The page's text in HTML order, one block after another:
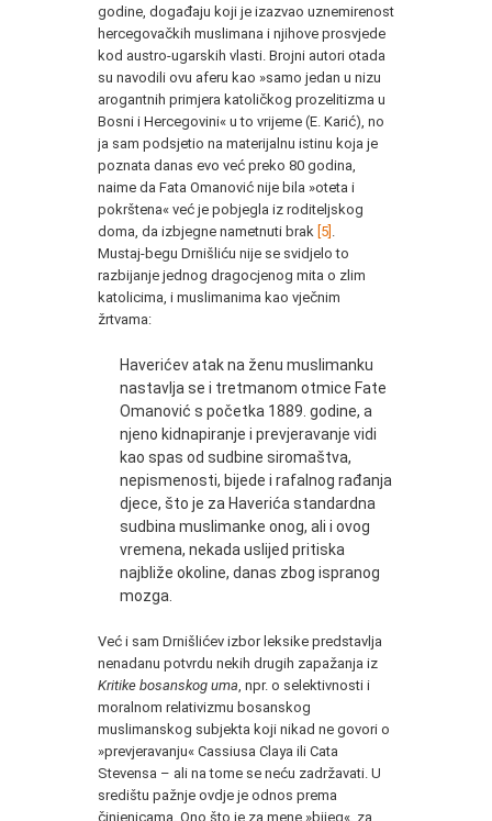
godine, događaju koji je izazvao uznemirenost
hercegovačkih muslimana i njihove prosvjede
kod austro-ugarskih vlasti. Brojni autori otada
su navodili ovu aferu kao »samo jedan u nizu
arogantnih primjera katoličkog prozelitizma u
Bosni i Hercegovini« u to vrijeme (E. Karić), no
ja sam podsjetio na materijalnu istinu koja je
poznata danas evo već preko 80 godina,
naime da Fata Omanović nije bila »oteta i
pokrštena« već je pobjegla iz roditeljskog
doma, da izbjegne nametnuti brak [5] .
Mustaj-begu Drnišliću nije se svidjelo to
razbijanje jednog dragocjenog mita o zlim
katolicima, i muslimanima kao vječnim
žrtvama:
Haverićev atak na ženu muslimanku
nastavlja se i tretmanom otmice Fate
Omanović s početka 1889. godine, a
njeno kidnapiranje i prevjeravanje vidi
kao spas od sudbine siromaštva,
nepismenosti, bijede i rafalnog rađanja
djece, što je za Haverića standardna
sudbina muslimanke onog, ali i ovog
vremena, nekada uslijed pritiska
najbliže okoline, danas zbog ispranog
mozga.
Već i sam Drnišlićev izbor leksike predstavlja
nenadanu potvrdu nekih drugih zapažanja iz
Kritike bosanskog uma, npr. o selektivnosti i
moralnom relativizmu bosanskog
muslimanskog subjekta koji nikad ne govori o
»prevjeravanju« Cassiusa Claya ili Cata
Stevensa – ali na tome se neću zadržavati. U
središtu pažnje ovdje je odnos prema
činjenicama. Ono što je za mene »bijeg«, za